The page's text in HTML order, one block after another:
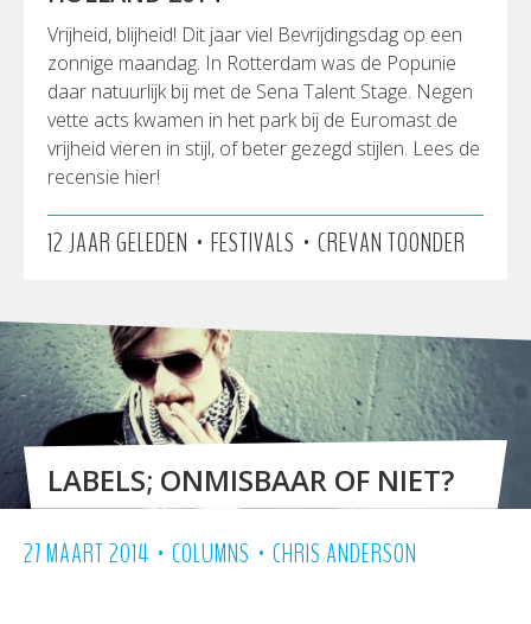
Vrijheid, blijheid! Dit jaar viel Bevrijdingsdag op een
zonnige maandag. In Rotterdam was de Popunie
daar natuurlijk bij met de Sena Talent Stage. Negen
vette acts kwamen in het park bij de Euromast de
vrijheid vieren in stijl, of beter gezegd stijlen. Lees de
recensie hier!
12 JAAR GELEDEN • FESTIVALS • CREVAN TOONDER
LABELS; ONMISBAAR OF NIET?
27 MAART 2014 • COLUMNS • CHRIS ANDERSON